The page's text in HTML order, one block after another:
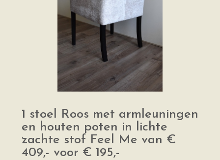
1 stoel Roos met armleuningen
en houten poten in lichte
zachte stof Feel Me van €
409,- voor € 195,-